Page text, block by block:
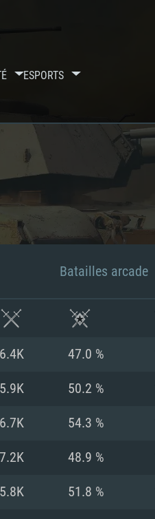
ESPORTS
Batailles arcade
6.4K 47.0 %
5.9K 50.2 %
6.7K 54.3 %
7.2K 48.9 %
5.8K 51.8 %